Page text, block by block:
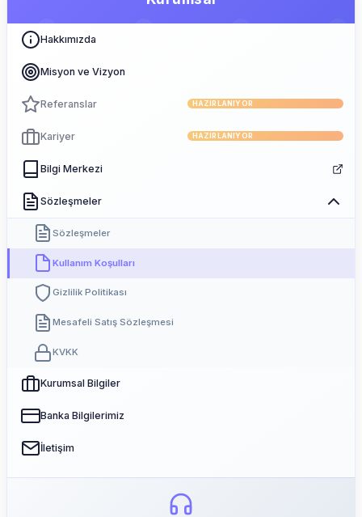
Hakkımızda
Misyon ve Vizyon
Referanslar HAZIRLANIYOR
Kariyer HAZIRLANIYOR
Bilgi Merkezi
Sözleşmeler
Sözleşmeler
Kullanım Koşulları
Gizlilik Politikası
Mesafeli Satış Sözleşmesi
KVKK
Kurumsal Bilgiler
Banka Bilgilerimiz
İletişim